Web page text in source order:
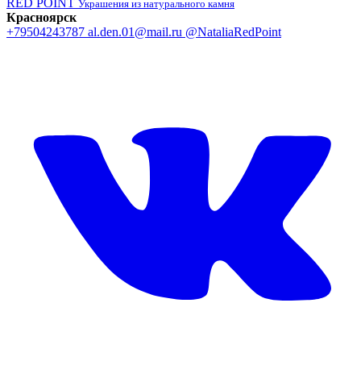
Украшения из натурального камня
Красноярск
+79504243787 al.den.01@mail.ru @NataliaRedPoint